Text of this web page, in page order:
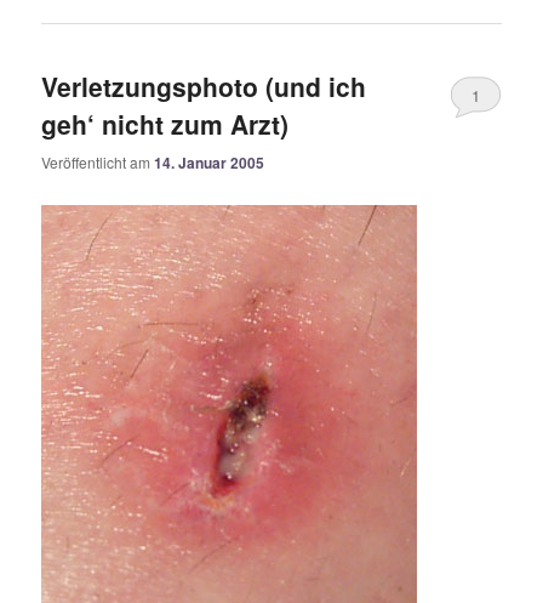
Verletzungsphoto (und ich
geh‘ nicht zum Arzt)
Veröffentlicht am14. Januar 2005
1